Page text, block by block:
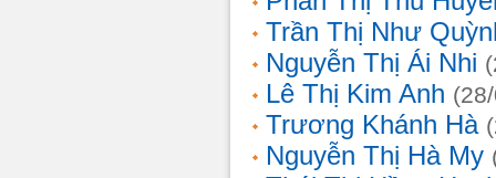
Trần Thị Như
Nguyễn Thị Ái Nhi
Lê Thị Kim Anh
Trương Khánh Hà
Nguyễn Thị Hà My